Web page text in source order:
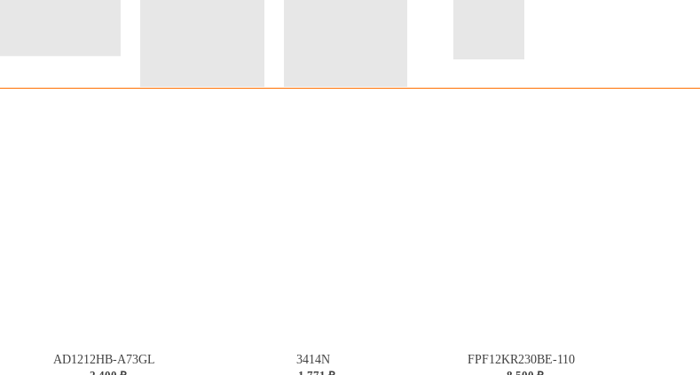
AD1212HB-A73GL
3414N
FPF12KR230BE-110